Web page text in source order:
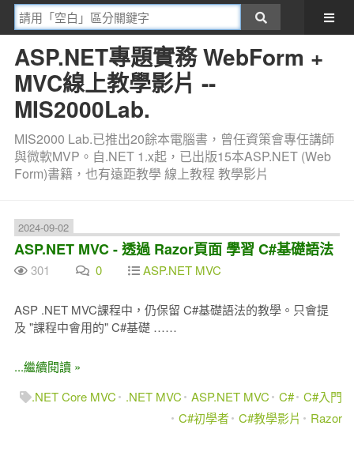
ASP.NET專題實務 WebForm +
MVC線上教學影片 --
MIS2000Lab.
MIS2000 Lab.已推出20餘本電腦書，曾任資策會專任講師
與微軟MVP。自.NET 1.x起，已出版15本ASP.NET (Web
Form)書籍，也有遠距教學 線上教程 教學影片
2024-09-02
ASP.NET MVC - 透過 Razor頁面 學習 C#基礎語法
301 0 ASP.NET MVC
ASP .NET MVC課程中，仍保留 C#基礎語法的教學。只會提
及 "課程中會用的" C#基礎 ……
...繼續閱讀 »
.NET Core MVC
.NET MVC ASP.NET MVC C# C#入門
C#初學者 C#教學影片 Razor